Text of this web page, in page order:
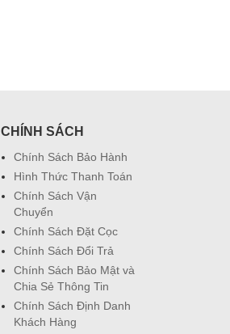
CHÍNH SÁCH
Chính Sách Bảo Hành
Hình Thức Thanh Toán
Chính Sách Vận
Chuyển
Chính Sách Đặt Cọc
Chính Sách Đổi Trả
Chính Sách Bảo Mật và
Chia Sẻ Thông Tin
Chính Sách Định Danh
Khách Hàng